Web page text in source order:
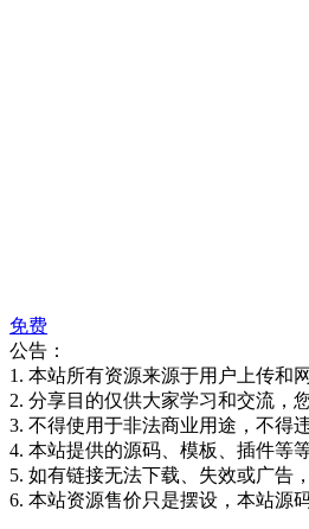
免费
公告：
1. 本站所有资源来源于用户上传和
2. 分享目的仅供大家学习和交流，
3. 不得使用于非法商业用途，不得
4. 本站提供的源码、模板、插件等
5. 如有链接无法下载、失效或广告
6. 本站资源售价只是摆设，本站源